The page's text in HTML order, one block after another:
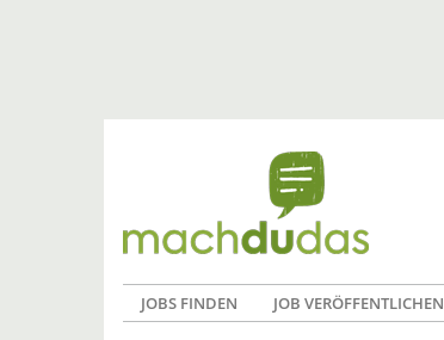
JOBS FINDEN JOB VERÖFFENTLICHEN